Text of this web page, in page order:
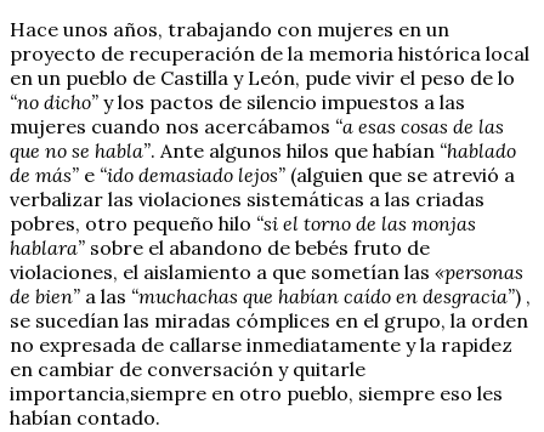
Hace unos años, trabajando con mujeres en un
proyecto de recuperación de la memoria histórica local
en un pueblo de Castilla y León, pude vivir el peso de lo
“no dicho” y los pactos de silencio impuestos a las
mujeres cuando nos acercábamos “a esas cosas de las
que no se habla”. Ante algunos hilos que habían “hablado
de más” e “ido demasiado lejos” (alguien que se atrevió a
verbalizar las violaciones sistemáticas a las criadas
pobres, otro pequeño hilo “si el torno de las monjas
hablara” sobre el abandono de bebés fruto de
violaciones, el aislamiento a que sometían las «personas
de bien” a las “muchachas que habían caído en desgracia”) ,
se sucedían las miradas cómplices en el grupo, la orden
no expresada de callarse inmediatamente y la rapidez
en cambiar de conversación y quitarle
importancia,siempre en otro pueblo, siempre eso les
habían contado.